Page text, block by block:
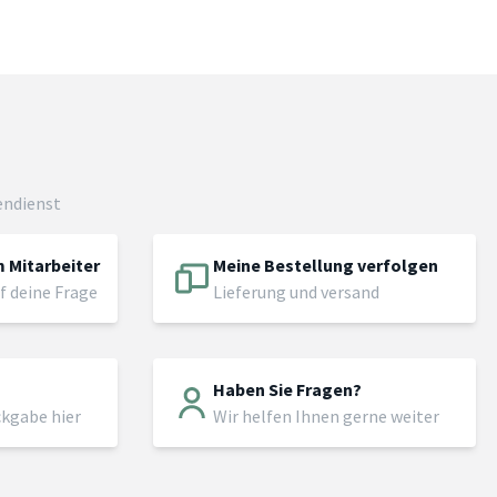
Mitarbeiter
Frage
Meine Bestellung verfolgen
Lieferung und versand
hier
Haben Sie Fragen?
Wir helfen Ihnen gerne weiter